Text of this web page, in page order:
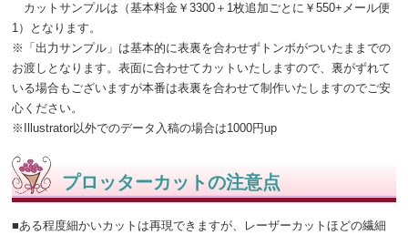
カットサンプルは（基本料金￥3300＋1枚追加ごとに￥550+メール便
1）となります。
※「出力サンプル」は基本的に表裏を合わせずトンボがついたままでの
お渡しとなります。表面に合わせてカットいたしますので、裏がずれて
いる場合もございますが本番は表裏を合わせて制作いたしますのでご安
心ください。
※Illustrator以外でのデータ入稿の場合は1000円up
プロッターカットの注意点
■ある程度細かいカットは再現できますが、レーザーカットほどの繊細